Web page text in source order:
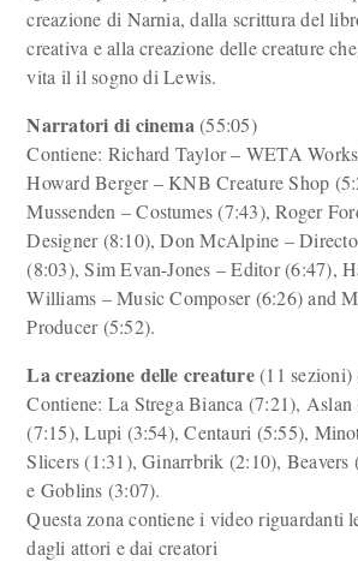
creazione di Narnia, dalla scrittura del
creativa e alla creazione delle creature
vita il il sogno di Lewis.
Narratori di cinema(55:05)
Contiene: Richard Taylor – WETA
Howard Berger – KNB Creature Shop
Mussenden – Costumes (7:43), Roger
Designer (8:10), Don McAlpine –
(8:03), Sim Evan-Jones – Editor (6:47),
Williams – Music Composer (6:26) and
Producer (5:52).
La creazione delle creature(11 sezioni)
Contiene: La Strega Bianca (7:21), Aslan
(7:15), Lupi (3:54), Centauri (5:55),
Slicers (1:31), Ginarrbrik (2:10),
e Goblins (3:07).
Questa zona contiene i video riguardanti
dagli attori e dai creatori